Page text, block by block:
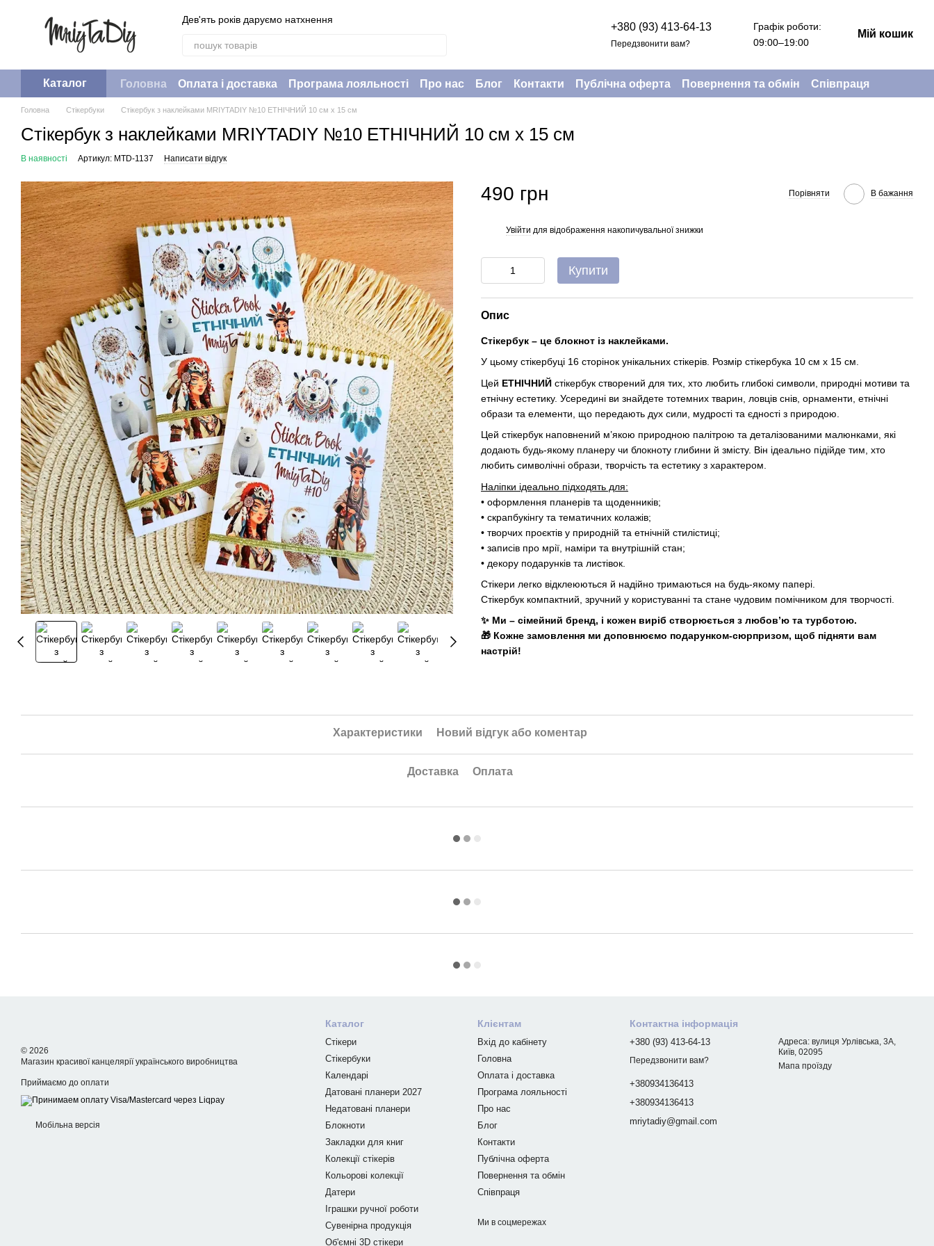
Дев'ять років даруємо натхнення
+380 (93) 413-64-13
Передзвонити вам?
Графік роботи:
09:00–19:00
Мій кошик
Каталог Головна Оплата і доставка Програма лояльності Про нас Блог Контакти Публічна оферта Повернення та обмін Співпраця
Головна Стікербуки Стікербук з наклейками MRIYTADIY №10 ЕТНІЧНИЙ 10 см х 15 см
Стікербук з наклейками MRIYTADIY №10 ЕТНІЧНИЙ 10 см х 15 см
В наявності Артикул: MTD-1137 Написати відгук
490 грн Порівняти В бажання
Увійти для відображення накопичувальної знижки
Купити
Опис
Стікербук – це блокнот із наклейками.
У цьому стікербуці 16 сторінок унікальних стікерів. Розмір стікербука 10 см х 15 см.
Цей ЕТНІЧНИЙ стікербук створений для тих, хто любить глибокі символи, природні мотиви та
етнічну естетику. Усередині ви знайдете тотемних тварин, ловців снів, орнаменти, етнічні
образи та елементи, що передають дух сили, мудрості та єдності з природою.
Цей стікербук наповнений м’якою природною палітрою та деталізованими малюнками, які
додають будь-якому планеру чи блокноту глибини й змісту. Він ідеально підійде тим, хто
любить символічні образи, творчість та естетику з характером.
Наліпки ідеально підходять для:
• оформлення планерів та щоденників;
• скрапбукінгу та тематичних колажів;
• творчих проєктів у природній та етнічній стилістиці;
• записів про мрії, наміри та внутрішній стан;
• декору подарунків та листівок.
Стікери легко відклеюються й надійно тримаються на будь-якому папері.
Стікербук компактний, зручний у користуванні та стане чудовим помічником для творчості.
✨ Ми – сімейний бренд, і кожен виріб створюється з любов’ю та турботою.
🎁 Кожне замовлення ми доповнюємо подарунком-сюрпризом, щоб підняти вам
настрій!
Характеристики Новий відгук або коментар
Доставка Оплата
© 2026
Магазин красивої канцелярії українського виробництва
Приймаємо до оплати
Мобільна версія
Каталог
Стікери
Стікербуки
Календарі
Датовані планери 2027
Недатовані планери
Блокноти
Закладки для книг
Колекції стікерів
Кольорові колекції
Датери
Іграшки ручної роботи
Сувенірна продукція
Об'ємні 3D стікери
Клієнтам
Вхід до кабінету
Головна
Оплата і доставка
Програма лояльності
Про нас
Блог
Контакти
Публічна оферта
Повернення та обмін
Співпраця
Ми в соцмережах
Контактна інформація
+380 (93) 413-64-13
Передзвонити вам?
+380934136413
+380934136413
mriytadiy@gmail.com
Адреса: вулиця Урлівська, 3А,
Київ, 02095
Мапа проїзду